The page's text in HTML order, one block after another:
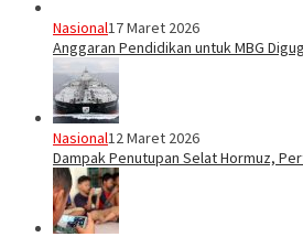
Nasional17 Maret 2026
Anggaran Pendidikan untuk MBG
Nasional12 Maret 2026
Dampak Penutupan Selat Hormuz,